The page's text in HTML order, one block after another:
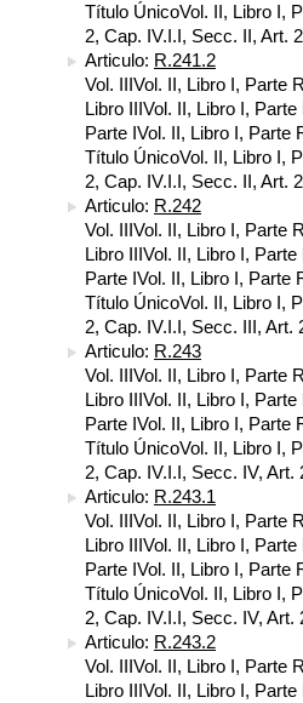
Título ÚnicoVol. II, Libro I,
2, Cap. IV.I.I, Secc. II, Art.
Articulo: R.241.2
Vol. IIIVol. II, Libro I, Parte
Libro IIIVol. II, Libro I,
Parte IVol. II, Libro I, Parte
Título ÚnicoVol. II, Libro I,
2, Cap. IV.I.I, Secc. II, Art.
Articulo: R.242
Vol. IIIVol. II, Libro I, Parte
Libro IIIVol. II, Libro I,
Parte IVol. II, Libro I, Parte
Título ÚnicoVol. II, Libro I,
2, Cap. IV.I.I, Secc. III, Art.
Articulo: R.243
Vol. IIIVol. II, Libro I, Parte
Libro IIIVol. II, Libro I,
Parte IVol. II, Libro I, Parte
Título ÚnicoVol. II, Libro I,
2, Cap. IV.I.I, Secc. IV, Art.
Articulo: R.243.1
Vol. IIIVol. II, Libro I, Parte
Libro IIIVol. II, Libro I,
Parte IVol. II, Libro I, Parte
Título ÚnicoVol. II, Libro I,
2, Cap. IV.I.I, Secc. IV, Art.
Articulo: R.243.2
Vol. IIIVol. II, Libro I, Parte
Libro IIIVol. II, Libro I,